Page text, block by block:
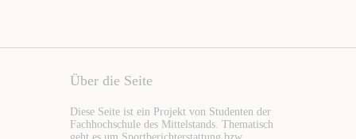
Über die Seite
Diese Seite ist ein Projekt von Studenten der
Fachhochschule des Mittelstands. Thematisch